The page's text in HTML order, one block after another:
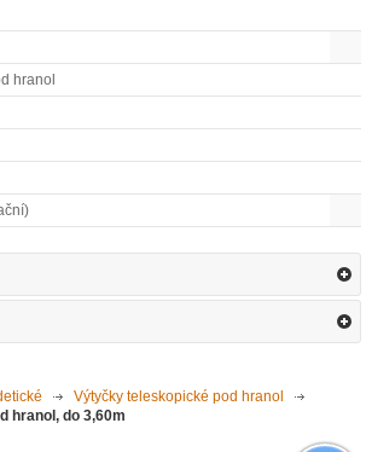
hranol
>Výtyčky teleskopické pod hranol
hranol, do 3,60m